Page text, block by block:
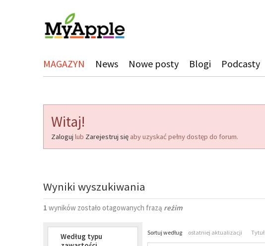
MAGAZYN News Nowe posty Blogi Podcasty
Witaj!
Zaloguj lub Zarejestruj się aby uzyskać pełny dostęp do forum.
Wyniki wyszukiwania
1 wyników zostało otagowanych frazą reżim
Według typu
Sortuj według ostatniej aktualizacji Tytuł